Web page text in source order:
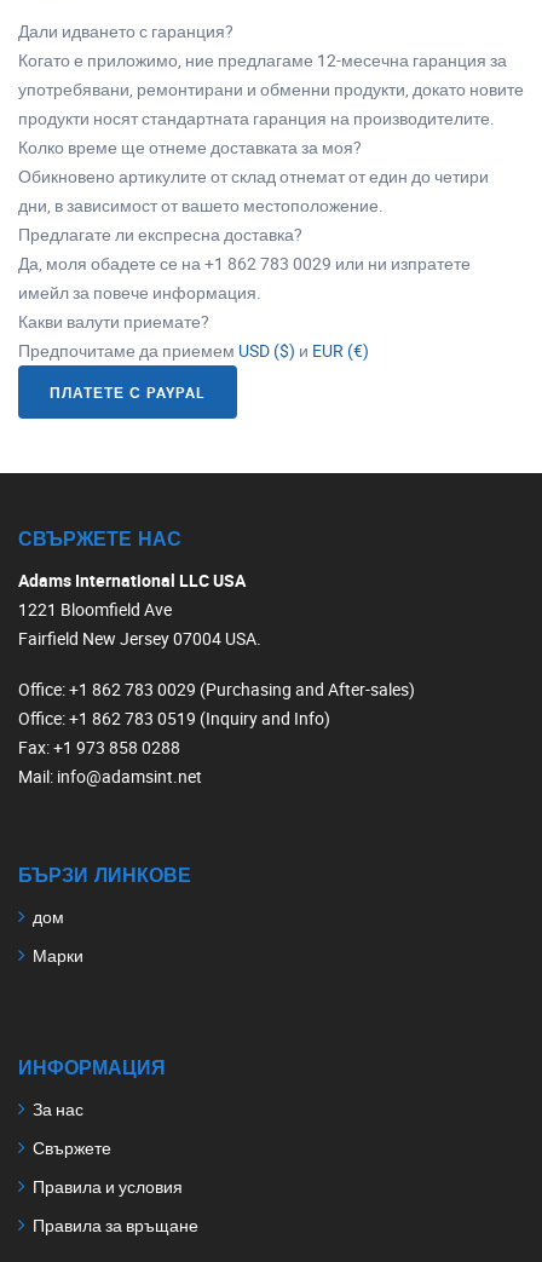
Дали идването с гаранция?
Когато е приложимо, ние предлагаме 12-месечна гаранция за
употребявани, ремонтирани и обменни продукти, докато новите
продукти носят стандартната гаранция на производителите.
Колко време ще отнеме доставката за моя?
Обикновено артикулите от склад отнемат от един до четири
дни, в зависимост от вашето местоположение.
Предлагате ли експресна доставка?
Да, моля обадете се на +1 862 783 0029 или ни изпратете
имейл за повече информация.
Какви валути приемате?
Предпочитаме да приемем USD ($) и EUR (€)
ПЛАТЕТЕ С PAYPAL
СВЪРЖЕТЕ НАС
Adams International LLC USA
1221 Bloomfield Ave
Fairfield New Jersey 07004 USA.
Office: +1 862 783 0029 (Purchasing and After-sales)
Office: +1 862 783 0519 (Inquiry and Info)
Fax: +1 973 858 0288
Mail: info@adamsint.net
БЪРЗИ ЛИНКОВЕ
дом
Марки
ИНФОРМАЦИЯ
За нас
Свържете
Правила и условия
Правила за връщане